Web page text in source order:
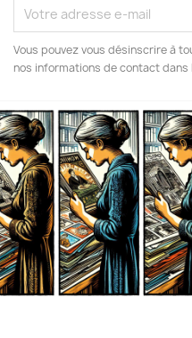
Vous pouvez vous désinscrire à
nos informations de contact